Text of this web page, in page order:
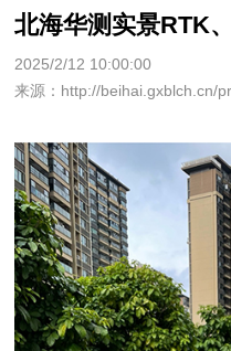
北海华测实景RTK
2025/2/12 10:00:00
来源：http://beihai.gxblch.cn/